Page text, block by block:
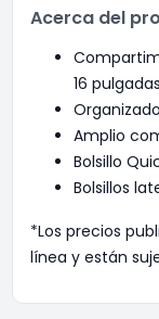
Acerca del
16
Amplio
Bolsillo
Bolsillos
*Los precios
línea y están